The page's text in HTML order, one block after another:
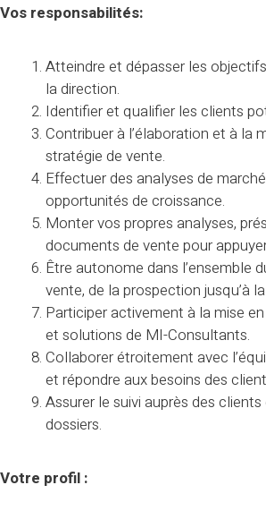
Vos responsabilités:
Atteindre et dépasser les
la direction.
Identifier et qualifier les clients
Contribuer à l’élaboration et à la
stratégie de vente.
Effectuer des analyses de
opportunités de croissance.
Monter vos propres analyses,
documents de vente pour
Être autonome dans l’ensemble
vente, de la prospection jusqu’à
Participer activement à la mise
et solutions de MI-Consultants.
Collaborer étroitement avec
et répondre aux besoins des
Assurer le suivi auprès des
dossiers.
Votre profil :